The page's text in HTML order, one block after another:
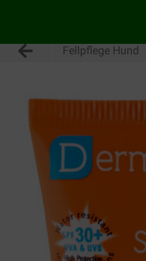
Fellpflege Hund